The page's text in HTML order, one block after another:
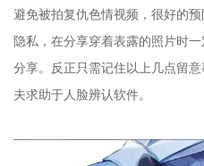
避免被拍复仇色情视频，很好的
隐私，在分享穿着表露的照片时
分享。反正只需记住以上几点留
夫求助于人脸辨认软件。